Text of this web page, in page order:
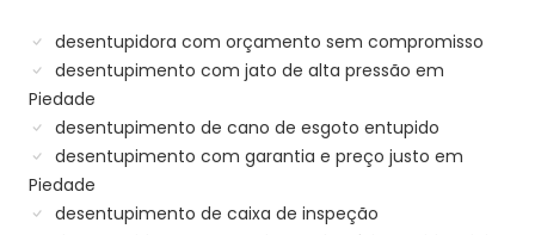
desentupidora com orçamento sem compromisso
desentupimento com jato de alta pressão em
Piedade
desentupimento de cano de esgoto entupido
desentupimento com garantia e preço justo em
Piedade
desentupimento de caixa de inspeção